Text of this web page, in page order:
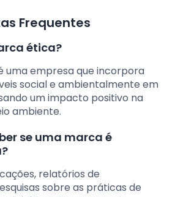
Frequentes
ética?
uma empresa que incorpora
social e ambientalmente em
um impacto positivo na
ambiente.
se uma marca é
relatórios de
sobre as práticas de